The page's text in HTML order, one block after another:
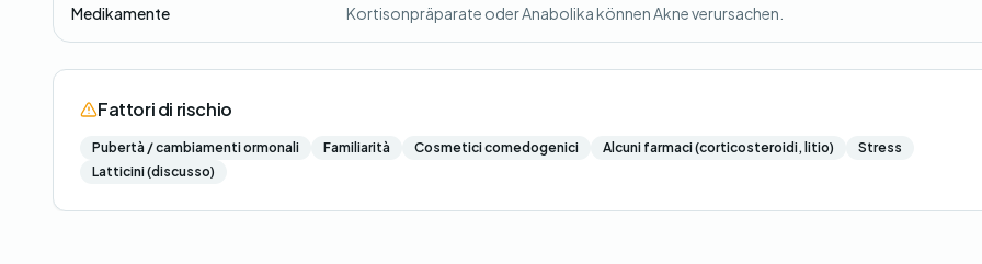
Medikamente Kortisonpräparate oder Anabolika können Akne verursachen.
Fattori di rischio
Pubertà / cambiamenti ormonali Familiarità Cosmetici comedogenici Alcuni farmaci (corticosteroidi, litio)
Stress
Latticini (discusso)